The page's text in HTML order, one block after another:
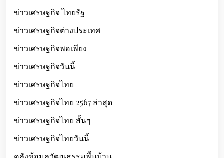
ข่าวเศรษฐกิจ ไทยรัฐ
ข่าวเศรษฐกิจต่างประเทศ
ข่าวเศรษฐกิจพอเพียง
ข่าวเศรษฐกิจวันนี้
ข่าวเศรษฐกิจไทย
ข่าวเศรษฐกิจไทย 2567 ล่าสุด
ข่าวเศรษฐกิจไทย สั้นๆ
ข่าวเศรษฐกิจไทยวันนี้